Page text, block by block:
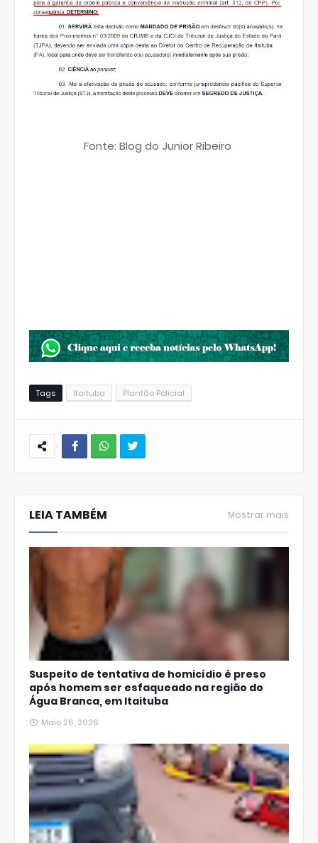
Fonte: Blog do Junior Ribeiro
Tags Itaituba Plantão Policial
hats
Ap
LEIA TAMBÉM Mostrar mais
Suspeito de tentativa de homicídio é preso
após homem ser esfaqueado na região do
Água Branca, em Itaituba
Maio 26, 2026